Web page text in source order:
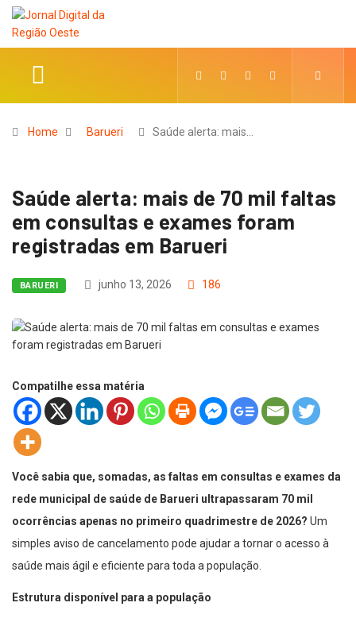
Home Barueri Saúde alerta: mais…
Saúde alerta: mais de 70 mil faltas
em consultas e exames foram
registradas em Barueri
BARUERI junho 13, 2026 186
Compatilhe essa matéria
Você sabia que, somadas, as faltas em consultas e exames da
rede municipal de saúde de Barueri ultrapassaram 70 mil
ocorrências apenas no primeiro quadrimestre de 2026? Um
simples aviso de cancelamento pode ajudar a tornar o acesso à
saúde mais ágil e eficiente para toda a população.
Estrutura disponível para a população